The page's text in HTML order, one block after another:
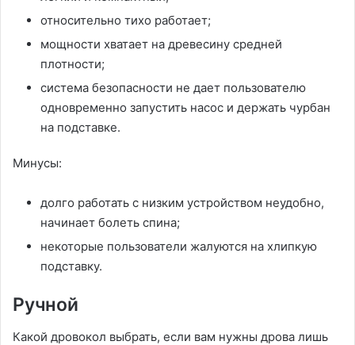
относительно тихо работает;
мощности хватает на древесину средней
плотности;
система безопасности не дает пользователю
одновременно запустить насос и держать чурбан
на подставке.
Минусы:
долго работать с низким устройством неудобно,
начинает болеть спина;
некоторые пользователи жалуются на хлипкую
подставку.
Ручной
Какой дровокол выбрать, если вам нужны дрова лишь